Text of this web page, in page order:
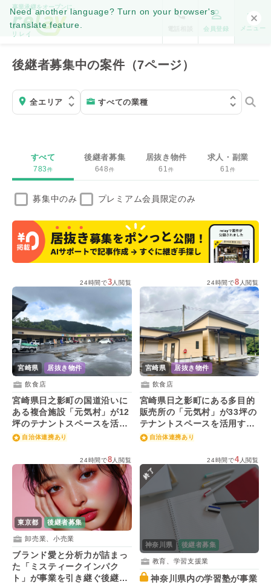
Need another language? Turn on your browser's
translate feature.
事業承継をオープンに。
会員登録 メニュー
後継者募集中の案件（7ページ）
すべて
783 件
後継者募集
648 件
居抜き物件
61 件
求人・副業
61 件
募集中のみ プレミアム会員限定のみ
24時間で3 人閲覧
宮崎県 居抜き物件
飲食店
宮崎県日之影町の国道沿いに
ある複合施設「元気村」が12
坪のテナントスペースを活用
する人を募集！
自治体連携あり
24時間で8 人閲覧
宮崎県 居抜き物件
飲食店
宮崎県日之影町にある多目的
販売所の「元気村」が33坪の
テナントスペースを活用する
人を募集！
自治体連携あり
24時間で8 人閲覧
東京都 後継者募集
卸売業、小売業
ブランド愛と分析力が詰まっ
た「ミスティークインパク
ト」が事業を引き継ぐ後継者
24時間で4人閲覧
終了
神奈川県 後継者募集
教育、学習支援業
神奈川県内の学習塾が事業